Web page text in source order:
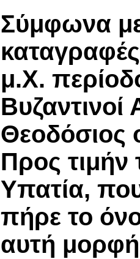
Σύμφωνα με
μ.Χ.
Βυζαντινοί
Θεοδόσιος
Προς τιμήν
Υπατία,
πήρε το
αυτή